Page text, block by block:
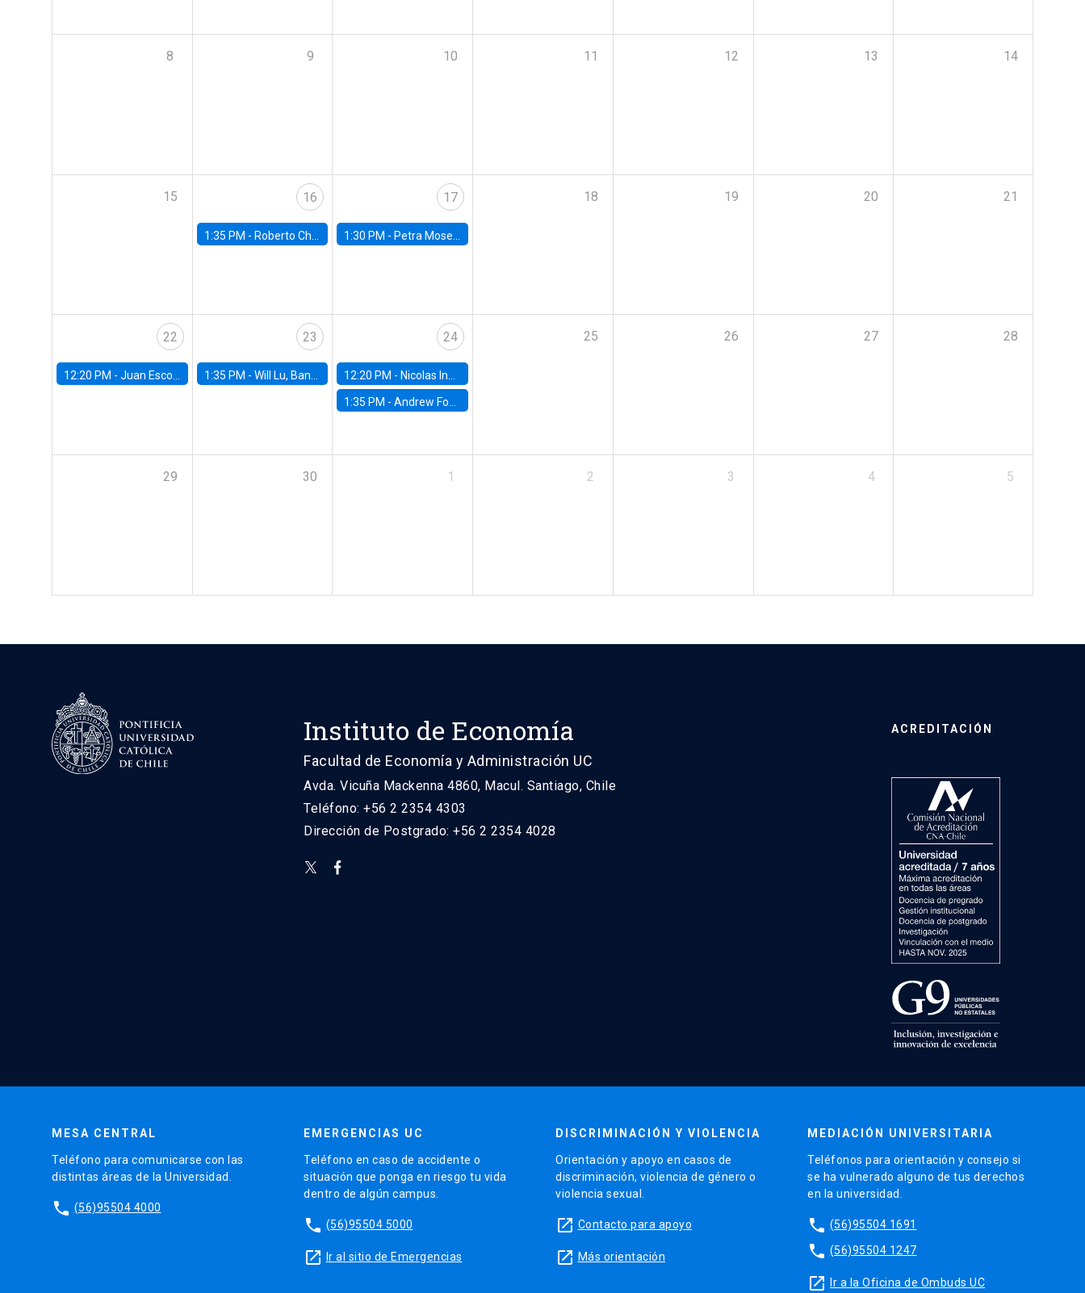
8 9 10 11 12 13 14
15 16
1:35 PM - Roberto Chang, Rutgers University
17
1:30 PM - Petra Moser, NYU Stern
18 19 20 21
22
12:20 PM - Juan Escobar, Universidad de Chile
23
1:35 PM - Will Lu, Banco Central de Chile
24
12:20 PM - Nicolas Inostroza, Rotman School of Management, University of Toronto
1:35 PM -Andrew Foster, Brown University
25 26 27 28
29 30 1 2 3 4 5
Instituto de Economía
Facultad de Economía y Administración UC
Avda. Vicuña Mackenna 4860, Macul. Santiago, Chile
Teléfono: +56 2 2354 4303
Dirección de Postgrado: +56 2 2354 4028
ACREDITACIÓN
MESA CENTRAL
Teléfono para comunicarse con las
distintas áreas de la Universidad.
phone (56)95504 4000
EMERGENCIAS UC
Teléfono en caso de accidente o
situación que ponga en riesgo tu vida
dentro de algún campus.
phone (56)95504 5000
launch Ir al sitio de Emergencias
DISCRIMINACIÓN Y VIOLENCIA
Orientación y apoyo en casos de
discriminación, violencia de género o
violencia sexual.
launch Contacto para apoyo
launch Más orientación
MEDIACIÓN UNIVERSITARIA
Teléfonos para orientación y consejo si
se ha vulnerado alguno de tus derechos
en la universidad.
phone (56)95504 1691
phone (56)95504 1247
launch Ir a la Oficina de Ombuds UC